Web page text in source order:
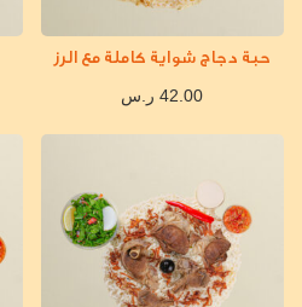
حبة دجاج شواية كاملة مع الرز
42.00 ر.س